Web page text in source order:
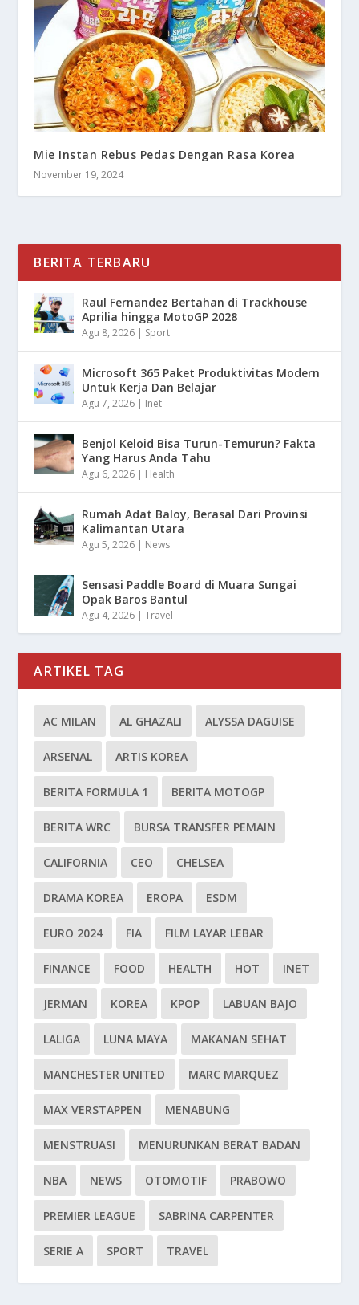
Mie Instan Rebus Pedas Dengan Rasa Korea
November 19, 2024
BERITA TERBARU
Raul Fernandez Bertahan di Trackhouse
Aprilia hingga MotoGP 2028
Agu 8, 2026 Sport
Microsoft 365 Paket Produktivitas Modern
Untuk Kerja Dan Belajar
Agu 7, 2026 Inet
Benjol Keloid Bisa Turun-Temurun? Fakta
Yang Harus Anda Tahu
Agu 6, 2026 Health
Rumah Adat Baloy, Berasal Dari Provinsi
Kalimantan Utara
Agu 5, 2026 News
Sensasi Paddle Board di Muara Sungai
Opak Baros Bantul
Agu 4, 2026 |Travel
ARTIKEL TAG
AC MILAN AL GHAZALI ALYSSA DAGUISE
ARSENAL ARTIS KOREA
BERITA FORMULA 1 BERITA MOTOGP
BERITA WRC BURSA TRANSFER PEMAIN
CALIFORNIA CEO CHELSEA
DRAMA KOREA EROPA ESDM
EURO 2024 FIA FILM LAYAR LEBAR
FINANCE FOOD HEALTH HOT INET
JERMAN KOREA KPOP LABUAN BAJO
LALIGA LUNA MAYA MAKANAN SEHAT
MANCHESTER UNITED MARC MARQUEZ
MAX VERSTAPPEN MENABUNG
MENSTRUASI MENURUNKAN BERAT BADAN
NBA NEWS OTOMOTIF PRABOWO
PREMIER LEAGUE SABRINA CARPENTER
SERIE A SPORT TRAVEL